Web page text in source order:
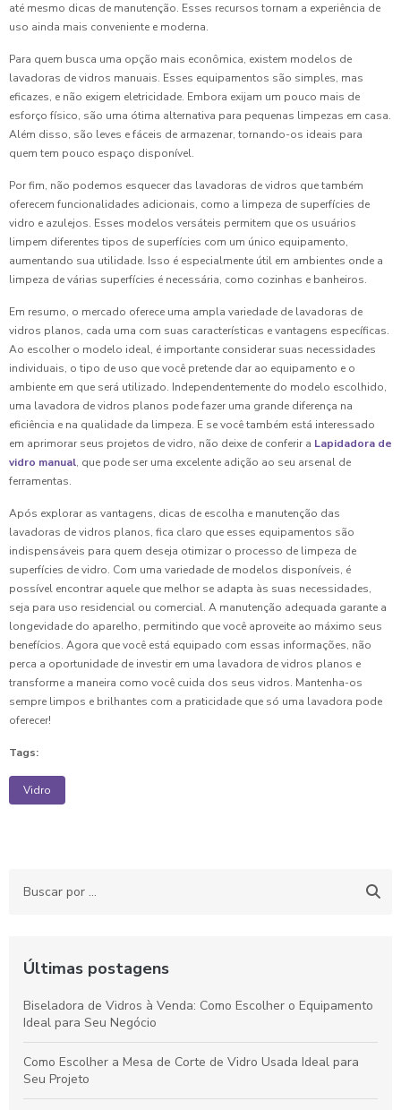
até mesmo dicas de manutenção. Esses recursos tornam a experiência de
uso ainda mais conveniente e moderna.
Para quem busca uma opção mais econômica, existem modelos de
lavadoras de vidros manuais. Esses equipamentos são simples, mas
eficazes, e não exigem eletricidade. Embora exijam um pouco mais de
esforço físico, são uma ótima alternativa para pequenas limpezas em casa.
Além disso, são leves e fáceis de armazenar, tornando-os ideais para
quem tem pouco espaço disponível.
Por fim, não podemos esquecer das lavadoras de vidros que também
oferecem funcionalidades adicionais, como a limpeza de superfícies de
vidro e azulejos. Esses modelos versáteis permitem que os usuários
limpem diferentes tipos de superfícies com um único equipamento,
aumentando sua utilidade. Isso é especialmente útil em ambientes onde a
limpeza de várias superfícies é necessária, como cozinhas e banheiros.
Em resumo, o mercado oferece uma ampla variedade de lavadoras de
vidros planos, cada uma com suas características e vantagens específicas.
Ao escolher o modelo ideal, é importante considerar suas necessidades
individuais, o tipo de uso que você pretende dar ao equipamento e o
ambiente em que será utilizado. Independentemente do modelo escolhido,
uma lavadora de vidros planos pode fazer uma grande diferença na
eficiência e na qualidade da limpeza. E se você também está interessado
em aprimorar seus projetos de vidro, não deixe de conferir a Lapidadora de
vidro manual, que pode ser uma excelente adição ao seu arsenal de
ferramentas.
Após explorar as vantagens, dicas de escolha e manutenção das
lavadoras de vidros planos, fica claro que esses equipamentos são
indispensáveis para quem deseja otimizar o processo de limpeza de
superfícies de vidro. Com uma variedade de modelos disponíveis, é
possível encontrar aquele que melhor se adapta às suas necessidades,
seja para uso residencial ou comercial. A manutenção adequada garante a
longevidade do aparelho, permitindo que você aproveite ao máximo seus
benefícios. Agora que você está equipado com essas informações, não
perca a oportunidade de investir em uma lavadora de vidros planos e
transforme a maneira como você cuida dos seus vidros. Mantenha-os
sempre limpos e brilhantes com a praticidade que só uma lavadora pode
oferecer!
Tags:
Vidro
Últimas postagens
Biseladora de Vidros à Venda: Como Escolher o Equipamento
Ideal para Seu Negócio
Como Escolher a Mesa de Corte de Vidro Usada Ideal para
Seu Projeto